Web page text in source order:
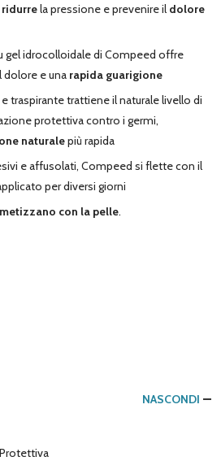
ridurrela pressione e prevenire il dolore
gel idrocolloidale di Compeed offre
e una rapida guarigione
traspirante trattiene il naturale livello di
protettiva contro i germi,
naturalepiù rapida
e affusolati, Compeed si flette con il
per diversi giorni
con la pelle.
NASCONDI
Protettiva